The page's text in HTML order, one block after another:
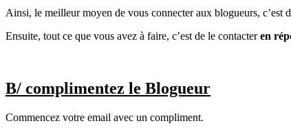
Ainsi, le meilleur moyen de vous connecter aux blogueurs, c’est
Ensuite, tout ce que vous avez à faire, c’est de le contacteren
B/ complimentez le Blogueur
Commencez votre email avec un compliment.